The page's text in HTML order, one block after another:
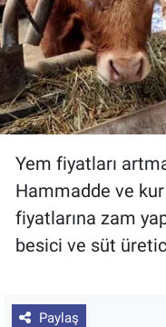
Yem fiyatları
Hammadde ve kur
fiyatlarına zam
besici ve süt
Paylaş